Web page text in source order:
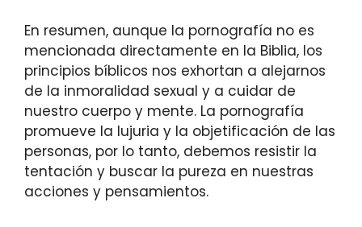
En resumen, aunque la pornografía no es
mencionada directamente en la Biblia, los
principios bíblicos nos exhortan a alejarnos
de la inmoralidad sexual y a cuidar de
nuestro cuerpo y mente. La pornografía
promueve la lujuria y la objetificación de las
personas, por lo tanto, debemos resistir la
tentación y buscar la pureza en nuestras
acciones y pensamientos.